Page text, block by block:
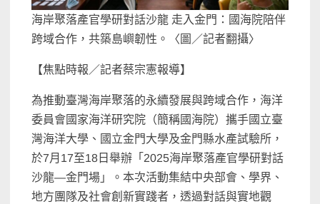
海岸聚落產官學研對話沙龍 走入金門：國海院陪伴
跨域合作，共築島嶼韌性。〈圖／記者翻攝〉
【焦點時報／記者蔡宗憲報導】
為推動臺灣海岸聚落的永續發展與跨域合作，海洋
委員會國家海洋研究院（簡稱國海院）攜手國立臺
灣海洋大學、國立金門大學及金門縣水產試驗所，
於7月17至18日舉辦「2025海岸聚落產官學研對話
沙龍—金門場」。本次活動集結中央部會、學界、
地方團隊及社會創新實踐者，透過對話與實地觀